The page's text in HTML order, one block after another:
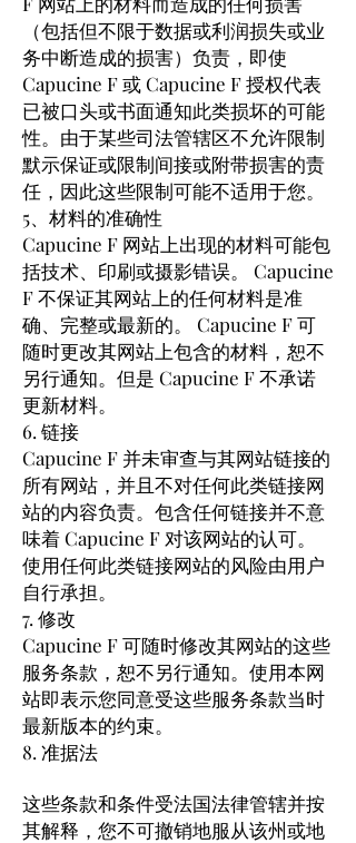
（包括但不限于数据或利润损失或业
务中断造成的损害）负责，即使
Capucine F 或 Capucine F 授权代表
已被口头或书面通知此类损坏的可能
性。由于某些司法管辖区不允许限制
默示保证或限制间接或附带损害的责
任，因此这些限制可能不适用于您。
5、材料的准确性
Capucine F 网站上出现的材料可能包
括技术、印刷或摄影错误。 Capucine
F 不保证其网站上的任何材料是准
确、完整或最新的。 Capucine F 可
随时更改其网站上包含的材料，恕不
另行通知。但是 Capucine F 不承诺
更新材料。
6. 链接
Capucine F 并未审查与其网站链接的
所有网站，并且不对任何此类链接网
站的内容负责。包含任何链接并不意
味着 Capucine F 对该网站的认可。
使用任何此类链接网站的风险由用户
自行承担。
7. 修改
Capucine F 可随时修改其网站的这些
服务条款，恕不另行通知。使用本网
站即表示您同意受这些服务条款当时
最新版本的约束。
8. 准据法
这些条款和条件受法国法律管辖并按
其解释，您不可撤销地服从该州或地